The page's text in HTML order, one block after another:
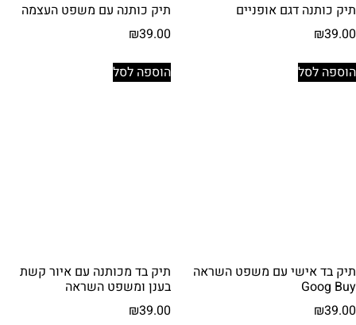
תיק כותנה דגם אופניים
₪39.00
הוספה לסל
תיק כותנה עם משפט העצמה
₪39.00
הוספה לסל
תיק בד אישי עם משפט השראה
Goog Buy
₪39.00
תיק בד מכותנה עם איור קשת
בענן ומשפט השראה
₪39.00